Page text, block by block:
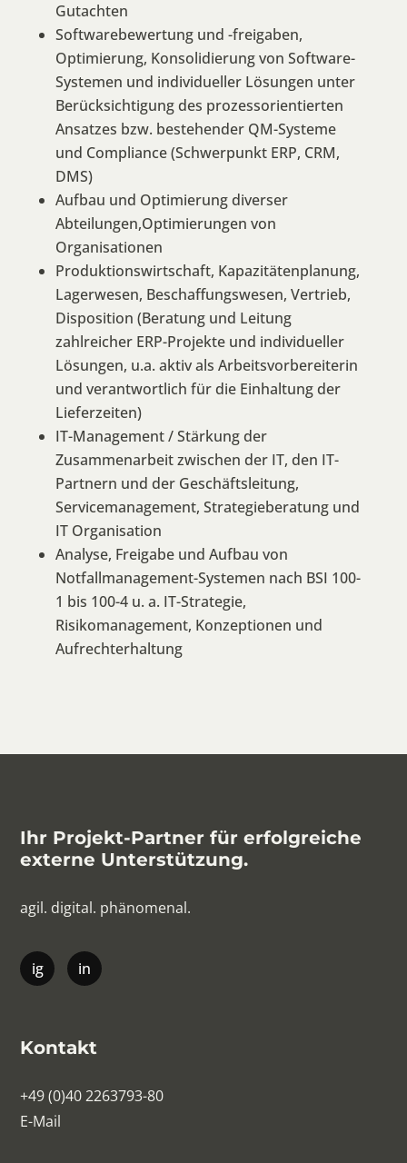
Gutachten
Softwarebewertung und -freigaben,
Optimierung, Konsolidierung von Software-
Systemen und individueller Lösungen unter
Berücksichtigung des prozessorientierten
Ansatzes bzw. bestehender QM-Systeme
und Compliance (Schwerpunkt ERP, CRM,
DMS)
Aufbau und Optimierung diverser
Abteilungen,Optimierungen von
Organisationen
Produktionswirtschaft, Kapazitätenplanung,
Lagerwesen, Beschaffungswesen, Vertrieb,
Disposition (Beratung und Leitung
zahlreicher ERP-Projekte und individueller
Lösungen, u.a. aktiv als Arbeitsvorbereiterin
und verantwortlich für die Einhaltung der
Lieferzeiten)
IT-Management / Stärkung der
Zusammenarbeit zwischen der IT, den IT-
Partnern und der Geschäftsleitung,
Servicemanagement, Strategieberatung und
IT Organisation
Analyse, Freigabe und Aufbau von
Notfallmanagement-Systemen nach BSI 100-
1 bis 100-4 u. a. IT-Strategie,
Risikomanagement, Konzeptionen und
Aufrechterhaltung
Ihr Projekt-Partner für erfolgreiche
externe Unterstützung.
agil. digital. phänomenal.
Kontakt
+49 (0)40 2263793-80
E-Mail